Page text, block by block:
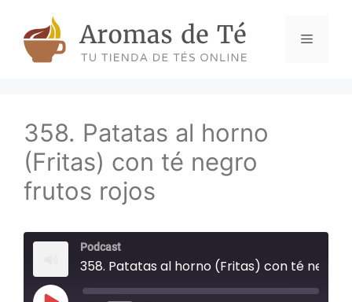
content
Menu
358. Patatas al horno
(Fritas) con té negro
frutos rojos
Podcast